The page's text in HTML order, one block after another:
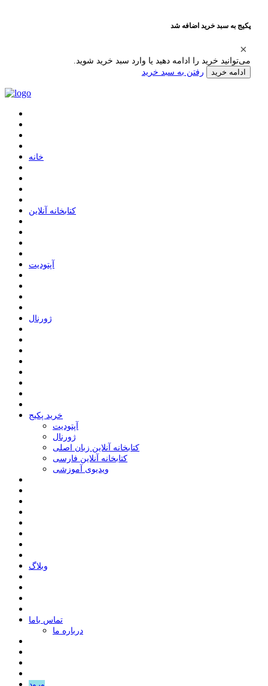
پکیج به سبد خرید اضافه شد
می‌توانید خرید را ادامه دهید یا وارد سبد خرید شوید.
ادامه خرید رفتن به سبد خرید
ﺧﺎﻧﻪ
ﮐﺘﺎﺑﺨﺎﻧﻪ ﺁﻧﻼﯾﻦ
ﺁﭘﺘﻮﺩﯾﺖ
ﮊﻭﺭﻧﺎﻝ
خرید پکیج
ﺁﭘﺘﻮﺩﯾﺖ
ﮊﻭﺭﻧﺎﻝ
کتابخانه آنلاین زبان اصلی
کتابخانه آنلاین فارسی
ویدیوی آموزشی
وبلاگ
ﺗﻤﺎﺱ ﺑﺎﻣﺎ
درباره ما